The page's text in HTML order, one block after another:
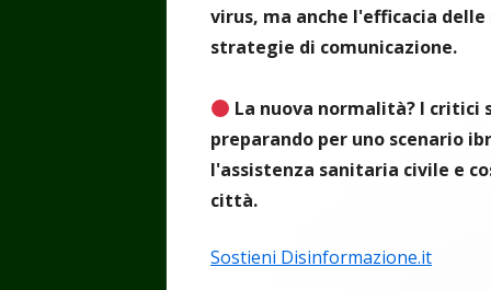
virus, ma anche l'efficacia
strategie di comunicazione.
La nuova normalità? I critici
preparando per uno scenario
l'assistenza sanitaria civile e
città.
Sostieni Disinformazione.it